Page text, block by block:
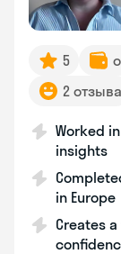
5
2 отзыва
Worked
insights
in Europe
Creates